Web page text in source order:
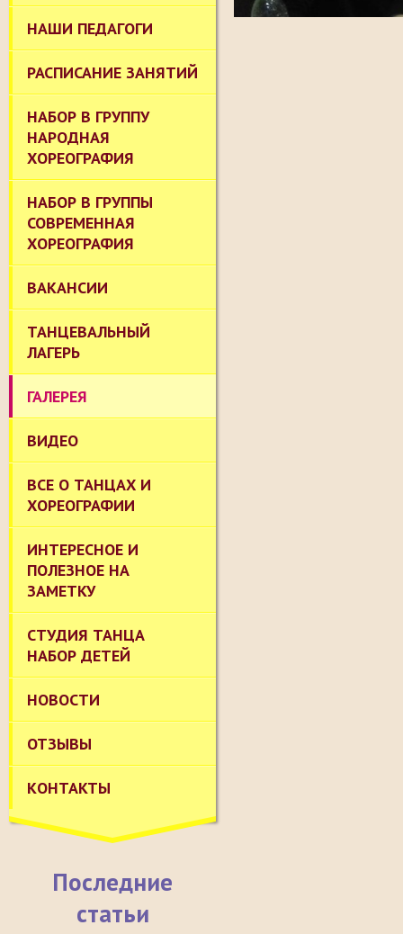
НАШИ ПЕДАГОГИ
РАСПИСАНИЕ ЗАНЯТИЙ
НАБОР В ГРУППУ
НАРОДНАЯ
ХОРЕОГРАФИЯ
НАБОР В ГРУППЫ
СОВРЕМЕННАЯ
ХОРЕОГРАФИЯ
ВАКАНСИИ
ТАНЦЕВАЛЬНЫЙ
ЛАГЕРЬ
ГАЛЕРЕЯ
ВИДЕО
ВСЕ О ТАНЦАХ И
ХОРЕОГРАФИИ
ИНТЕРЕСНОЕ И
ПОЛЕЗНОЕ НА
ЗАМЕТКУ
СТУДИЯ ТАНЦА
НАБОР ДЕТЕЙ
НОВОСТИ
ОТЗЫВЫ
КОНТАКТЫ
Последние
статьи